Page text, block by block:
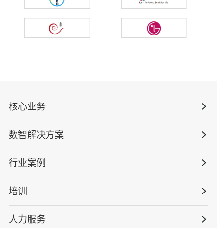
核心业务
数智安全科技
安全战略咨询
管理体系建设
安全技能提升
工程安全服务
数智解决方案
量化安全云
智慧化系统
智能终端
行业案例
政府安全监管
工程建设/地产物业
培训
版权安全课程
人力服务